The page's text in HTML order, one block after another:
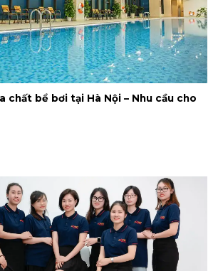
chất bể bơi tại Hà Nội – Nhu cầu cho